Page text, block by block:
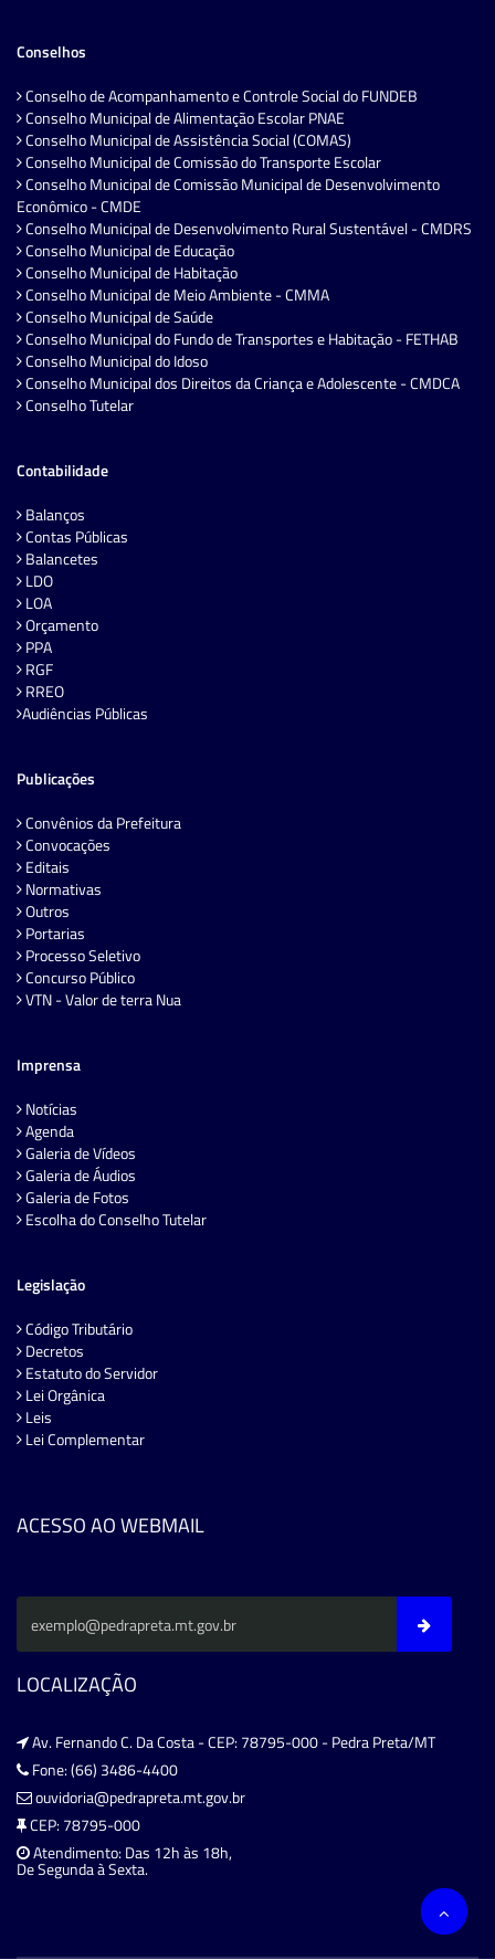
Conselhos
Conselho de Acompanhamento e Controle Social do FUNDEB
Conselho Municipal de Alimentação Escolar PNAE
Conselho Municipal de Assistência Social (COMAS)
Conselho Municipal de Comissão do Transporte Escolar
Conselho Municipal de Comissão Municipal de Desenvolvimento
Econômico - CMDE
Conselho Municipal de Desenvolvimento Rural Sustentável - CMDRS
Conselho Municipal de Educação
Conselho Municipal de Habitação
Conselho Municipal de Meio Ambiente - CMMA
Conselho Municipal de Saúde
Conselho Municipal do Fundo de Transportes e Habitação - FETHAB
Conselho Municipal do Idoso
Conselho Municipal dos Direitos da Criança e Adolescente - CMDCA
Conselho Tutelar
Contabilidade
Balanços
Contas Públicas
Balancetes
LDO
LOA
Orçamento
PPA
RGF
RREO
Audiências Públicas
Publicações
Convênios da Prefeitura
Convocações
Editais
Normativas
Outros
Portarias
Processo Seletivo
Concurso Público
VTN - Valor de terra Nua
Imprensa
Notícias
Agenda
Galeria de Vídeos
Galeria de Áudios
Galeria de Fotos
Escolha do Conselho Tutelar
Legislação
Código Tributário
Decretos
Estatuto do Servidor
Lei Orgânica
Leis
Lei Complementar
ACESSO AO WEBMAIL
LOCALIZAÇÃO
Av. Fernando C. Da Costa - CEP: 78795-000 - Pedra Preta/MT
Fone: (66) 3486-4400
ouvidoria@pedrapreta.mt.gov.br
CEP: 78795-000
Atendimento: Das 12h às 18h,
De Segunda à Sexta.